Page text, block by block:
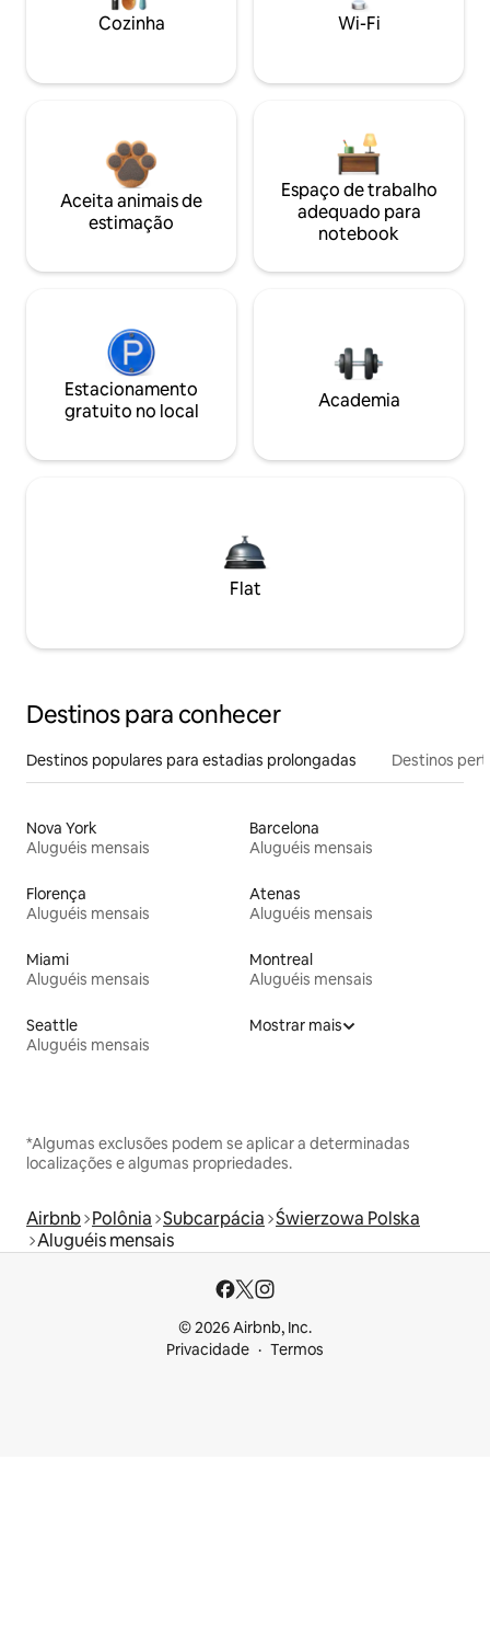
Cozinha Wi-Fi
Aceita animais de
estimação
Espaço de trabalho
adequado para
notebook
Estacionamento
gratuito no local
Academia
Flat
Destinos para conhecer
Destinos populares para estadias prolongadas Destinos
Nova York
Aluguéis mensais
Barcelona
Aluguéis mensais
Florença
Aluguéis mensais
Atenas
Aluguéis mensais
Miami
Aluguéis mensais
Montreal
Aluguéis mensais
Seattle
Aluguéis mensais
Mostrar mais
*Algumas exclusões podem se aplicar a determinadas
localizações e algumas propriedades.
Airbnb Polônia Subcarpácia Świerzowa Polska
Aluguéis mensais
© 2026 Airbnb, Inc.
Privacidade
Termos